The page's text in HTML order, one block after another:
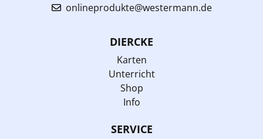
onlineprodukte@westermann.de
DIERCKE
Karten
Unterricht
Shop
Info
SERVICE